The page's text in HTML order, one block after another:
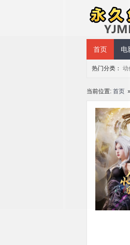
永久免费网站
首页 电
热门分类： 动
当前位置: 首页